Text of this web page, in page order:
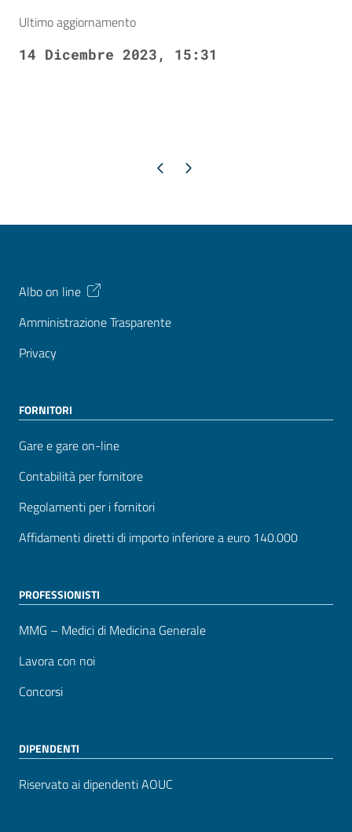
Ultimo aggiornamento
14 Dicembre 2023, 15:31
Pagina precedente
Pagina successiva
Albo on line
Amministrazione Trasparente
Privacy
FORNITORI
Gare e gare on-line
Contabilità per fornitore
Regolamenti per i fornitori
Affidamenti diretti di importo inferiore a euro 140.000
PROFESSIONISTI
MMG – Medici di Medicina Generale
Lavora con noi
Concorsi
DIPENDENTI
Riservato ai dipendenti AOUC